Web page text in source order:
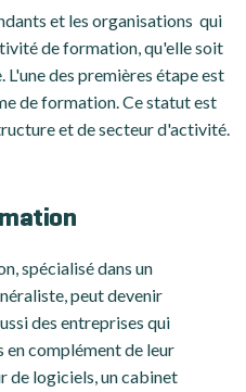
et les organisations qui
de formation, qu'elle soit
des premières étape est
de formation. Ce statut est
et de secteur d'activité.
spécialisé dans un
peut devenir
des entreprises qui
complément de leur
de logiciels, un cabinet